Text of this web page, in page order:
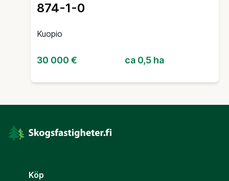
874-1-0
Kuopio
30 000 € ca 0,5 ha
Köp